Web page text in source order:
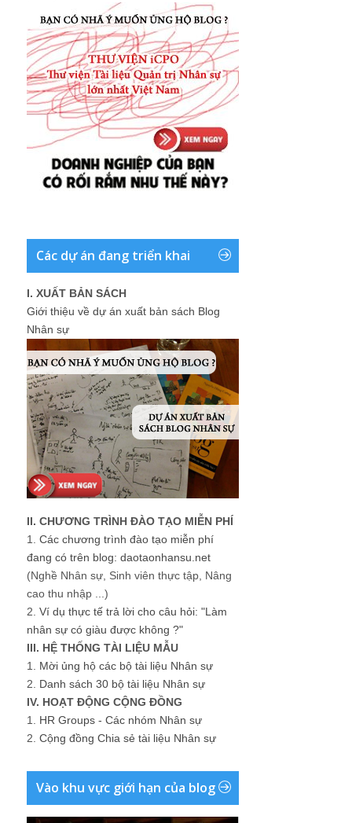
Các dự án đang triển khai
I. XUẤT BẢN SÁCH
Giới thiệu về dự án xuất bản sách Blog
Nhân sự
II. CHƯƠNG TRÌNH ĐÀO TẠO MIỄN PHÍ
1. Các chương trình đào tạo miễn phí
đang có trên blog: daotaonhansu.net
(Nghề Nhân sự, Sinh viên thực tập, Nâng
cao thu nhập ...)
2. Ví dụ thực tế trả lời cho câu hỏi: "Làm
nhân sự có giàu được không ?"
III. HỆ THỐNG TÀI LIỆU MẪU
1. Mời ủng hộ các bộ tài liệu Nhân sự
2. Danh sách 30 bộ tài liệu Nhân sự
IV. HOẠT ĐỘNG CỘNG ĐỒNG
1. HR Groups - Các nhóm Nhân sự
2. Cộng đồng Chia sẻ tài liệu Nhân sự
Vào khu vực giới hạn của blog